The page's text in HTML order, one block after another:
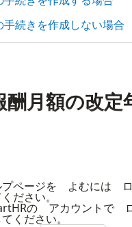
手続きを作成しない場合
酬月額の改定
プページを よむには
ださい。
の アカウントで
ください。